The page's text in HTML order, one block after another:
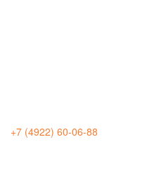
+7 (4922) 60-06-88